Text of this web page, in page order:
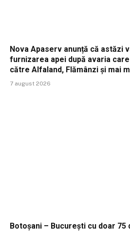
Nova Apaserv anunță că astăzi
furnizarea apei după avaria
către Alfaland, Flămânzi și mai
7 august 2026
Botoșani – București cu doar 75